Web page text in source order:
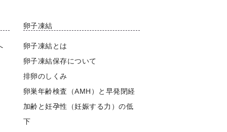
卵子凍結
卵子凍結とは
卵子凍結保存について
排卵のしくみ
卵巣年齢検査（AMH）と早発閉経
加齢と妊孕性（妊娠する力）の低
下